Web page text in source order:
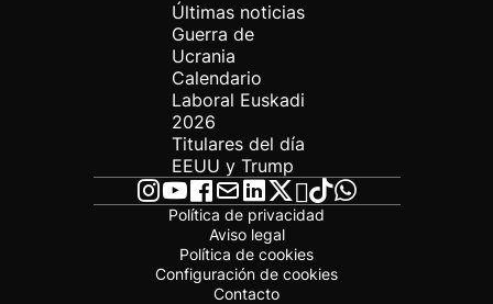
Últimas noticias
Guerra de
Ucrania
Calendario
Laboral Euskadi
2026
Titulares del día
EEUU y Trump
Política de privacidad
Aviso legal
Política de cookies
Configuración de cookies
Contacto